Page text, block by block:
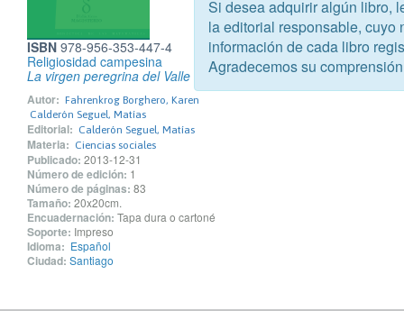
ISBN 978-956-353-447-4
Religiosidad campesina
La virgen peregrina del Valle de Longotoma
Autor: Fahrenkrog Borghero, Karen
Calderón Seguel, Matías
Editorial: Calderón Seguel, Matías
Materia: Ciencias sociales
Publicado: 2013-12-31
Número de edición: 1
Número de páginas: 83
Tamaño: 20x20cm.
Encuadernación: Tapa dura o cartoné
Soporte: Impreso
Idioma: Español
Ciudad: Santiago
Si desea adquirir algún libro,
la editorial responsable, cuyo
información de cada libro
Agradecemos su